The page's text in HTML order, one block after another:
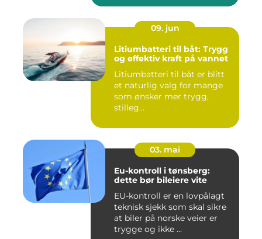
09. jun
Litiumbatteri til båt: Trygg
og effektiv kraft på vannet
Litiumbatteri til båt er blitt
et naturlig valg for mange
som ønsker mer trygg,
stilleg...
03. mai
Eu-kontroll i tønsberg:
dette bør bileiere vite
EU-kontroll er en lovpålagt
teknisk sjekk som skal sikre
at biler på norske veier er
trygge og ikke ...